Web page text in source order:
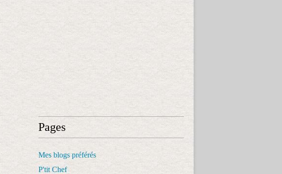
Pages
Mes blogs préférés
P'tit Chef